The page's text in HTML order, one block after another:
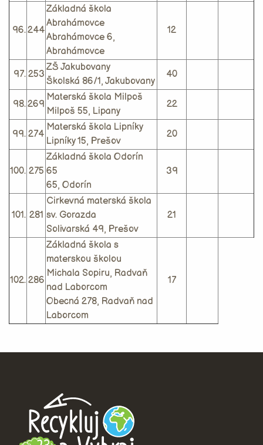
96.244
Základná škola
Abrahámovce
Abrahámovce 6,
Abrahámovce
12
97. 253
ZŠ Jakubovany
Školská 86/1, Jakubovany
40
98.269
Materská škola Milpoš
Milpoš 55, Lipany
22
99. 274
Materská škola Lipníky
Lipníky 15, Prešov
20
100. 275
Základná škola Odorín
65
65, Odorín
39
101. 281
Cirkevná materská škola
sv. Gorazda
Solivarská 49, Prešov
21
102. 286
Základná škola s
materskou školou
Michala Sopiru, Radvaň
nad Laborcom
Obecná 278, Radvaň nad
Laborcom
17